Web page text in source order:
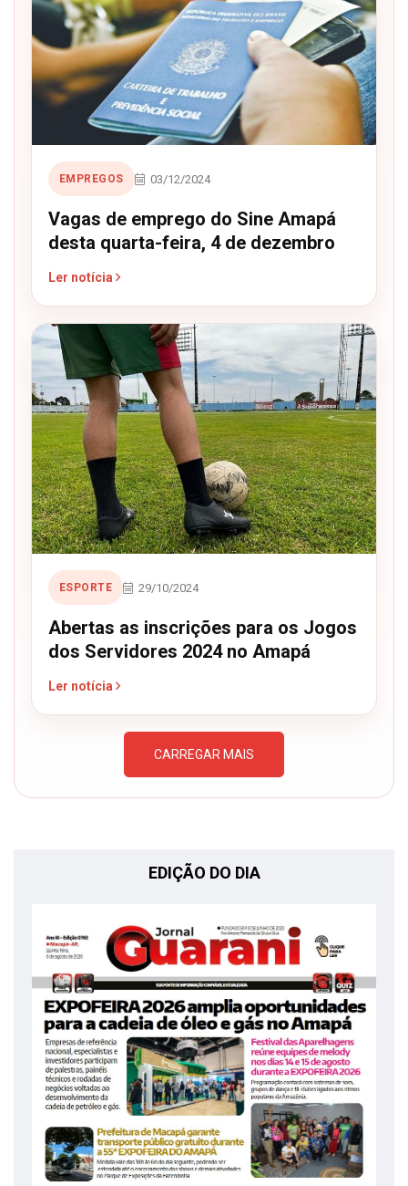
EMPREGOS 03/12/2024
Vagas de emprego do Sine Amapá
desta quarta-feira, 4 de dezembro
Ler notícia
ESPORTE 29/10/2024
Abertas as inscrições para os Jogos
dos Servidores 2024 no Amapá
Ler notícia
CARREGAR MAIS
EDIÇÃO DO DIA